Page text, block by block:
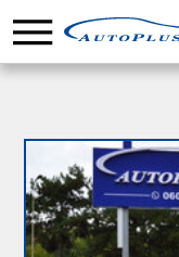
/ Credit